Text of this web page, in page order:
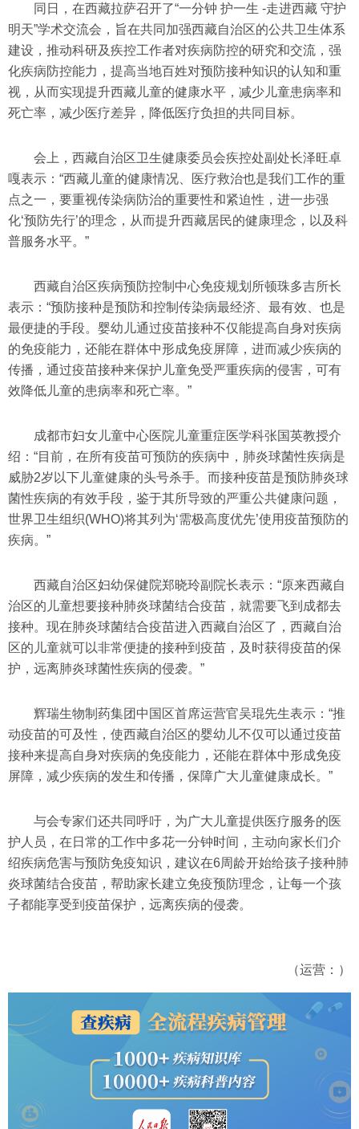
同日，在西藏拉萨召开了“一分钟 护一生 -走进西藏 守护
明天”学术交流会，旨在共同加强西藏自治区的公共卫生体系
建设，推动科研及疾控工作者对疾病防控的研究和交流，强
化疾病防控能力，提高当地百姓对预防接种知识的认知和重
视，从而实现提升西藏儿童的健康水平，减少儿童患病率和
死亡率，减少医疗差异，降低医疗负担的共同目标。
会上，西藏自治区卫生健康委员会疾控处副处长泽旺卓
嘎表示：“西藏儿童的健康情况、医疗救治也是我们工作的重
点之一，要重视传染病防治的重要性和紧迫性，进一步强
化‘预防先行’的理念，从而提升西藏居民的健康理念，以及科
普服务水平。”
西藏自治区疾病预防控制中心免疫规划所顿珠多吉所长
表示：“预防接种是预防和控制传染病最经济、最有效、也是
最便捷的手段。婴幼儿通过疫苗接种不仅能提高自身对疾病
的免疫能力，还能在群体中形成免疫屏障，进而减少疾病的
传播，通过疫苗接种来保护儿童免受严重疾病的侵害，可有
效降低儿童的患病率和死亡率。”
成都市妇女儿童中心医院儿童重症医学科张国英教授介
绍：“目前，在所有疫苗可预防的疾病中，肺炎球菌性疾病是
威胁2岁以下儿童健康的头号杀手。而接种疫苗是预防肺炎球
菌性疾病的有效手段，鉴于其所导致的严重公共健康问题，
世界卫生组织(WHO)将其列为‘需极高度优先’使用疫苗预防的
疾病。”
西藏自治区妇幼保健院郑晓玲副院长表示：“原来西藏自
治区的儿童想要接种肺炎球菌结合疫苗，就需要飞到成都去
接种。现在肺炎球菌结合疫苗进入西藏自治区了，西藏自治
区的儿童就可以非常便捷的接种到疫苗，及时获得疫苗的保
护，远离肺炎球菌性疾病的侵袭。”
辉瑞生物制药集团中国区首席运营官吴琨先生表示：“推
动疫苗的可及性，使西藏自治区的婴幼儿不仅可以通过疫苗
接种来提高自身对疾病的免疫能力，还能在群体中形成免疫
屏障，减少疾病的发生和传播，保障广大儿童健康成长。”
与会专家们还共同呼吁，为广大儿童提供医疗服务的医
护人员，在日常的工作中多花一分钟时间，主动向家长们介
绍疾病危害与预防免疫知识，建议在6周龄开始给孩子接种肺
炎球菌结合疫苗，帮助家长建立免疫预防理念，让每一个孩
子都能享受到疫苗保护，远离疾病的侵袭。
（运营：）